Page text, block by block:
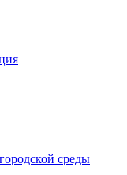
среды